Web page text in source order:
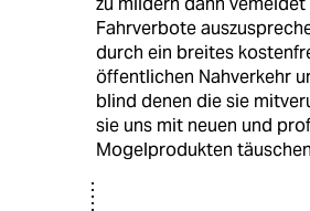
Fahrverbote
durch ein breites
öffentlichen Nahverkehr
blind denen die sie
sie uns mit neuen und
Mogelprodukten